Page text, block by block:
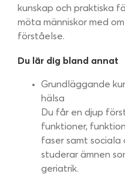
kunskap och praktiska
möta människor med
förståelse.
Du lär dig bland annat
Grundläggande
hälsa
Du får en djup
funktioner,
faser samt sociala
studerar ämnen
geriatrik.